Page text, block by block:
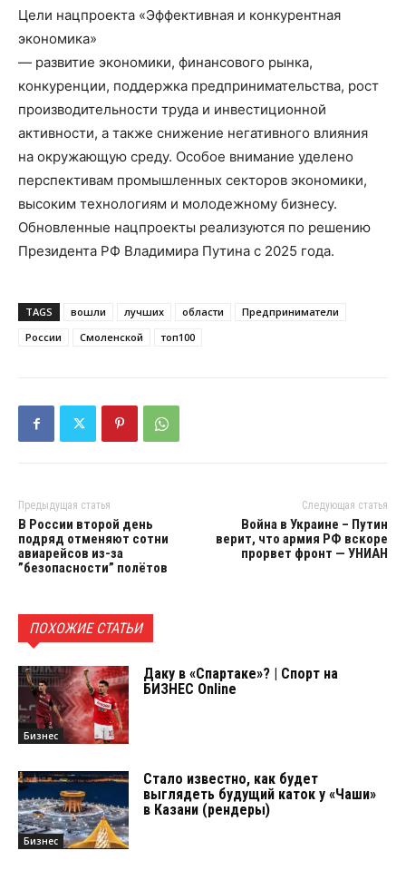
Цели нацпроекта «Эффективная и конкурентная
экономика»
— развитие экономики, финансового рынка,
конкуренции, поддержка предпринимательства, рост
производительности труда и инвестиционной
активности, а также снижение негативного влияния
на окружающую среду. Особое внимание уделено
перспективам промышленных секторов экономики,
высоким технологиям и молодежному бизнесу.
Обновленные нацпроекты реализуются по решению
Президента РФ Владимира Путина с 2025 года.
TAGS вошли лучших области
Предприниматели
России
Смоленской топ100
Предыдущая статья
В России второй день
подряд отменяют сотни
авиарейсов из-за
”безопасности” полётов
Следующая статья
Война в Украине – Путин
верит, что армия РФ вскоре
прорвет фронт — УНИАН
ПОХОЖИЕ СТАТЬИ
Бизнес
Даку в «Спартаке»? | Спорт на
БИЗНЕС Online
Бизнес
Стало известно, как будет
выглядеть будущий каток у «Чаши»
в Казани (рендеры)